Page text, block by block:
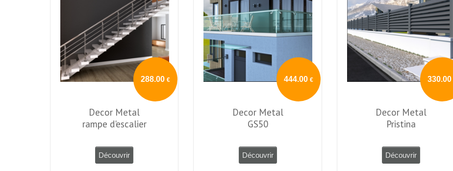
288.00 €
Decor Metal
rampe d'escalier
444.00€
Decor Metal
GS50
330.00
Decor Metal
Pristina